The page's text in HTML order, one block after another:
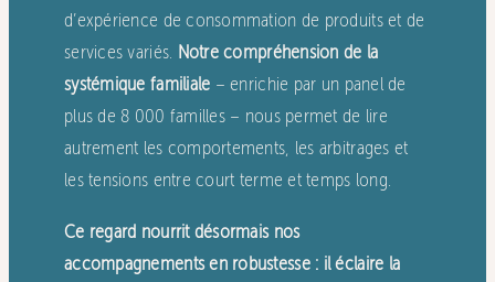
d’expérience de consommation de produits et de
services variés. Notre compréhension de la
systémique familiale – enrichie par un panel de
plus de 8 000 familles – nous permet de lire
autrement les comportements, les arbitrages et
les tensions entre court terme et temps long.
Ce regard nourrit désormais nos
accompagnements en robustesse : il éclaire la